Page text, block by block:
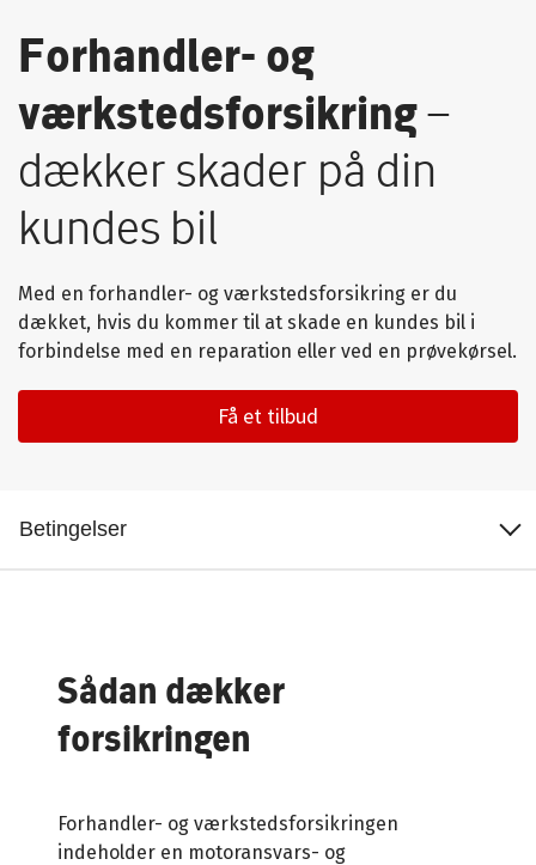
Forhandler- og
værkstedsforsikring–
dækker skader på din
kundes bil
Med en forhandler- og værkstedsforsikring er du
dækket, hvis du kommer til at skade en kundes bil i
forbindelse med en reparation eller ved en prøvekørsel.
Få et tilbud
Tilvælg flere dækninger
Aflevering af bilnøgle
Betingelser
Sådan dækker
forsikringen
Forhandler- og værkstedsforsikringen
indeholder en motoransvars- og